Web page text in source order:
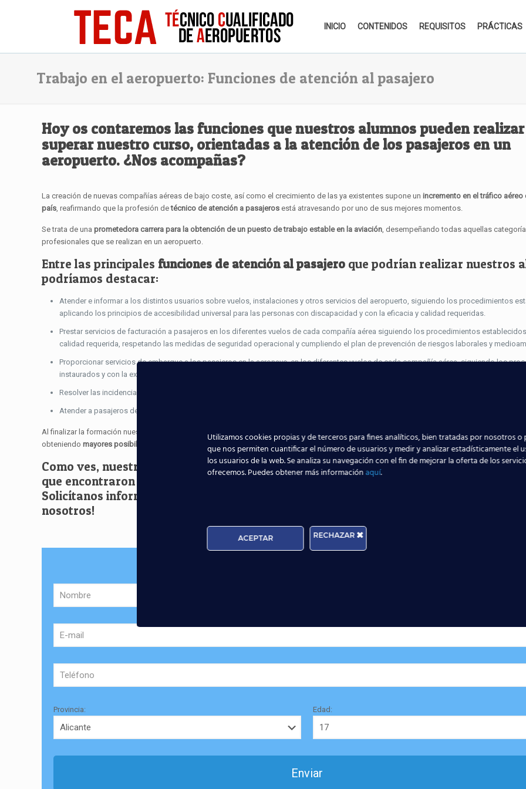
INICIO CONTENIDOS REQUISITOS PRÁCTICAS
Trabajo en el aeropuerto: Funciones de atención al pasajero
Hoy os contaremos lasfunciones que nuestros alumnos pueden
superarnuestro curso, orientadas a la atención de los pasajeros en un
aeropuerto. ¿Nos acompañas?
La creación de nuevas compañías aéreas de bajo coste, así como el crecimiento de las ya existentes supone unincremento en el tráfico aéreo
país, reafirmando que la profesión detécnico de atención a pasajeros está atravesando por uno de sus mejores momentos.
Se trata de unaprometedora carrera para la obtención de un puesto de trabajo estable en la aviación, desempeñando todas aquellas
profesionales que se realizan en un aeropuerto.
Entre las principales funciones de atención al pasajero que podrían realizar nuestros
podríamos destacar:
Atender e informar a los distintos usuarios sobre vuelos, instalaciones y otros servicios del aeropuerto, siguiendo los procedimientos
aplicando los principios de accesibilidad universal para las personas con discapacidad y con la eficacia y calidad requeridas.
Prestar servicios de facturación a pasajeros en los diferentes vuelos de cada compañía aérea siguiendo los procedimientos
calidad requerida, respetando las medidas de seguridad operacional y cumpliendo el plan de prevención de riesgos laborales y
Proporcionar servicios de embarque a los pasajeros en la aeronave, en los diferentes vuelos de cada compañía aérea, siguiendo los
instaurados y con la excelencia requerida.
Resolver las incidencias producidas en el área de llegadas, así como las referentes al equipaje.
Atender a pasajeros de tratamiento especial.
Al finalizar la formación nuestros alumnos realizarán las prácticas , lo que sin duda les ayudará a afianzar los conocimientos teóricos
obteniendomayores posibilidades de trabajo en el sector aeronáutico
Como ves, nuestra formación está orientada a que sigas los pasos demás de 5000
que encontraron un
puesto de trabajo en el sector aeronáutico
Solicítanos información sin compromiso a través de este
nosotros!
Provincia: Edad:
Utilizamos cookies propias y de terceros para fines analíticos, bien tratadas por nosotros
que nos permiten cuantificar el número de usuarios y medir y analizar estadísticamente el
los usuarios de la web. Se analiza su navegación con el fin de mejorar la oferta de los
ofrecemos. Puedes obtener más informaciónaquí.
ACEPTAR RECHAZAR